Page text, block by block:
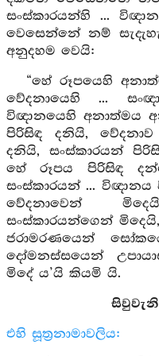
සංස්කාරයන්හි ...
වෙසෙන්නේ නම්
අනුදහම වෙයි:
“හේ රූපයෙහි
වේදනායෙහි ...
විඥානයෙහි අනාත්මය
පිරිසිඳ දනියි,
දනියි, සංස්කාරයන්
හේ රූපය පිරිසිඳ
සංස්කාරයන් ...
වේදනාවෙන්
සංස්කාරයන්ගෙන්
ජරාමරණයෙන්
දෝමනස්සයෙන්
මිදේ ය’යි කියමි යි.
එහි සූත්‍රනාමාවලිය: